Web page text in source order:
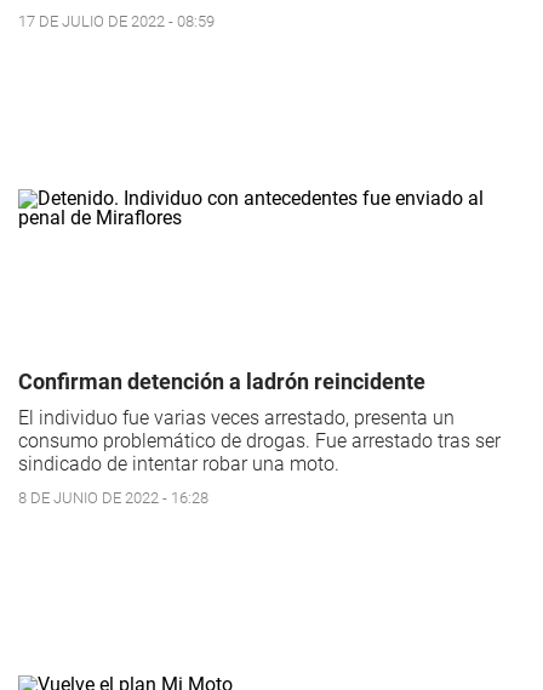
17 DE JULIO DE 2022 - 08:59
Confirman detención a ladrón reincidente
El individuo fue varias veces arrestado, presenta un
consumo problemático de drogas. Fue arrestado tras ser
sindicado de intentar robar una moto.
8 DE JUNIO DE 2022 - 16:28